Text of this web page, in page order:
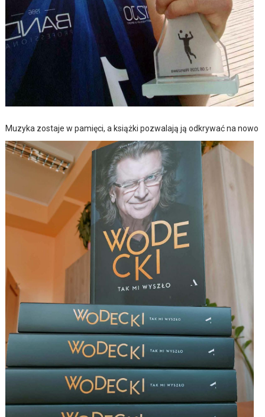
Muzyka zostaje w pamięci, a książki pozwalają ją odkrywać na nowo